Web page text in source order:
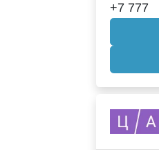
+7 777